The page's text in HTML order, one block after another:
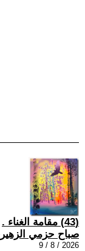
(43) مقامة الغناء .
صباح حزمي
2026 / 8 / 9